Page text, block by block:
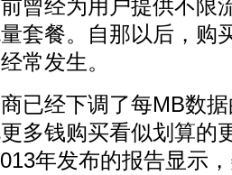
曾经为用户提供不限
套餐。自那以后，购
常发生。
经下调了每MB数据
多钱购买看似划算的
年发布的报告显示